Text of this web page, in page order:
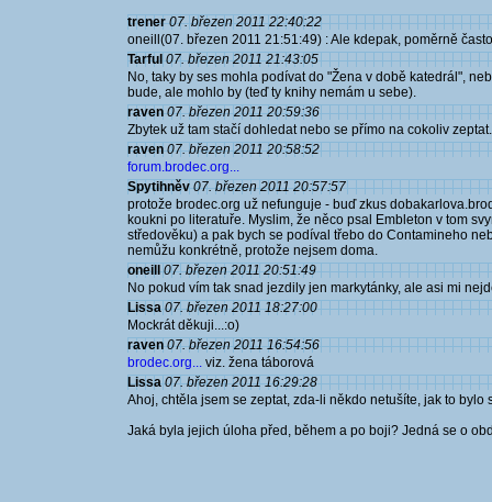
trener 07. březen 2011 22:40:22
oneill(07. březen 2011 21:51:49) : Ale kdepak, poměrně
Tarful 07. březen 2011 21:43:05
No, taky by ses mohla podívat do "Žena v době katedrál",
bude, ale mohlo by (teď ty knihy nemám u sebe).
raven 07. březen 2011 20:59:36
Zbytek už tam stačí dohledat nebo se přímo na cokoliv zeptat.
raven 07. březen 2011 20:58:52
forum.brodec.org...
Spytihněv 07. březen 2011 20:57:57
protože brodec.org už nefunguje - buď zkus
koukni po literatuře. Myslim, že něco psal Embleton v tom
středověku) a pak bych se podíval třebo do Contamineho
nemůžu konkrétně, protože nejsem doma.
oneill 07. březen 2011 20:51:49
No pokud vím tak snad jezdily jen markytánky, ale asi mi
Lissa 07. březen 2011 18:27:00
Mockrát děkuji...:o)
raven 07. březen 2011 16:54:56
brodec.org... viz. žena táborová
Lissa 07. březen 2011 16:29:28
Ahoj, chtěla jsem se zeptat, zda-li někdo netušíte, jak to bylo
Jaká byla jejich úloha před, během a po boji? Jedná se o